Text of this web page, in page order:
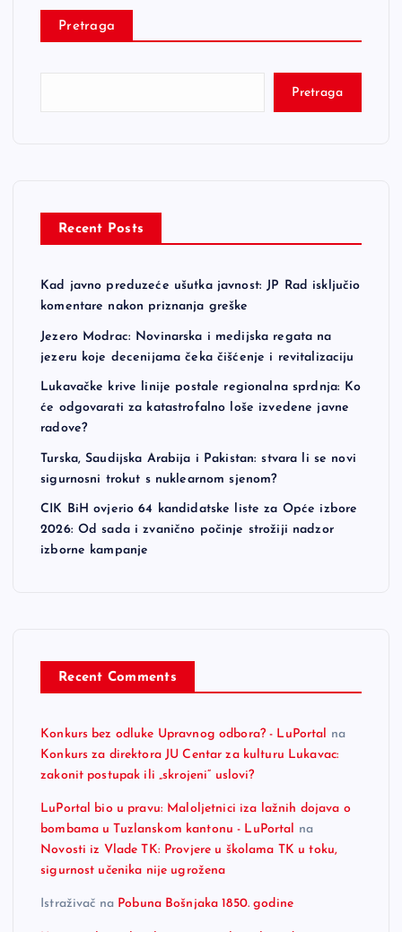
Pretraga
Pretraga
Recent Posts
Kad javno preduzeće ušutka javnost: JP Rad isključio
komentare nakon priznanja greške
Jezero Modrac: Novinarska i medijska regata na
jezeru koje decenijama čeka čišćenje i revitalizaciju
Lukavačke krive linije postale regionalna sprdnja: Ko
će odgovarati za katastrofalno loše izvedene javne
radove?
Turska, Saudijska Arabija i Pakistan: stvara li se novi
sigurnosni trokut s nuklearnom sjenom?
CIK BiH ovjerio 64 kandidatske liste za Opće izbore
2026: Od sada i zvanično počinje strožiji nadzor
izborne kampanje
Recent Comments
Konkurs bez odluke Upravnog odbora? - LuPortal na
Konkurs za direktora JU Centar za kulturu Lukavac:
zakonit postupak ili „skrojeni“ uslovi?
LuPortal bio u pravu: Maloljetnici iza lažnih dojava o
bombama u Tuzlanskom kantonu - LuPortal na
Novosti iz Vlade TK: Provjere u školama TK u toku,
sigurnost učenika nije ugrožena
Istraživač na Pobuna Bošnjaka 1850. godine